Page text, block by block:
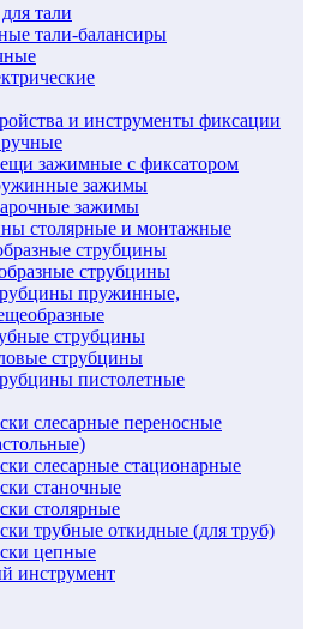
тали
тали-балансиры
и инструменты фиксации
зажимные с фиксатором
зажимы
зажимы
столярные и монтажные
струбцины
струбцины
пружинные,
струбцины
струбцины
пистолетные
слесарные переносные
слесарные стационарные
станочные
столярные
трубные откидные (для труб)
цепные
инструмент